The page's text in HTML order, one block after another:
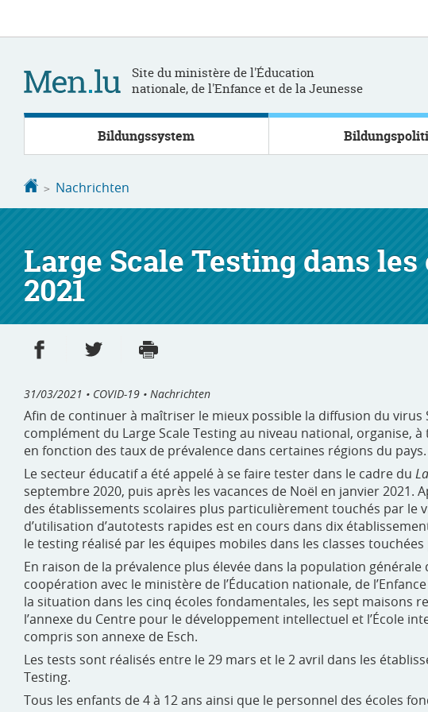
Site du ministère de l'Éducation
nationale, de l'Enfance et de la Jeunesse
Bildungssystem
Startseite
Nachrichten
Large Scale Testing dans
2021
Partager sur Facebook
Partager sur Twitter
31/03/2021 • COVID-19 • Nachrichten
Afin de continuer à maîtriser le mieux possible la diffusion du virus
complément du Large Scale Testing au niveau national, organise,
en fonction des taux de prévalence dans certaines régions du pays.
Le secteur éducatif a été appelé à se faire tester dans le cadre du
septembre 2020, puis après les vacances de Noël en janvier 2021.
des établissements scolaires plus particulièrement touchés par le
d’utilisation d’autotests rapides est en cours dans dix
le testing réalisé par les équipes mobiles dans les classes touchées
En raison de la prévalence plus élevée dans la population
coopération avec le ministère de l’Éducation nationale, de
la situation dans les cinq écoles fondamentales, les sept maisons
l’annexe du Centre pour le développement intellectuel et l’École
compris son annexe de Esch.
Les tests sont réalisés entre le 29 mars et le 2 avril dans les
Testing.
Tous les enfants de 4 à 12 ans ainsi que le personnel des écoles